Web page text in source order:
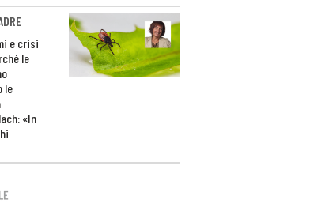
e crisi
le
le
«In